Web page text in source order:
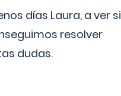
días Laura, a ver si
resolver
dudas.